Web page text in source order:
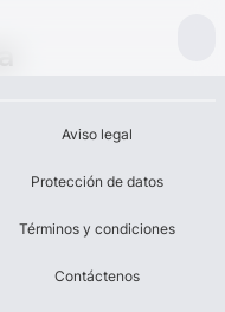
Aviso legal
Protección de datos
Términos y condiciones
Contáctenos